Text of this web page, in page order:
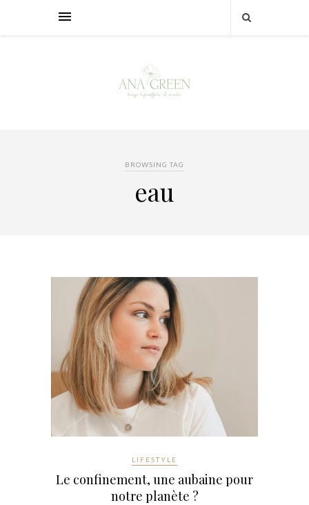
BROWSING TAG
eau
LIFESTYLE
Le confinement, une aubaine pour
notre planète ?